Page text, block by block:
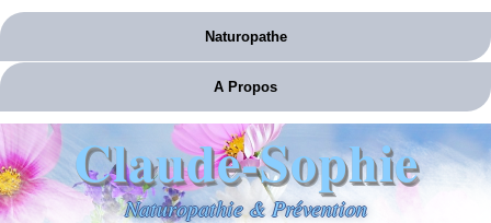
Naturopathe
A Propos
Claude-Sophie
Naturopathie & Prévention